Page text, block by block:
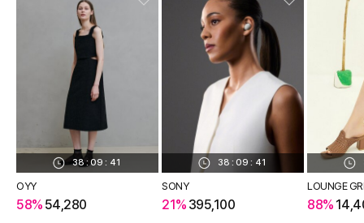
38 :09 : 41
OYY
58% 54,280
38 : 09 : 41
SONY
21% 395,100
LOUNGE
88%